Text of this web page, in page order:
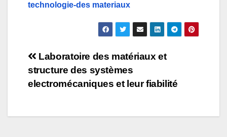
technologie-des materiaux
Post
navigation
Laboratoire des matériaux et
structure des systèmes
electromécaniques et leur fiabilité